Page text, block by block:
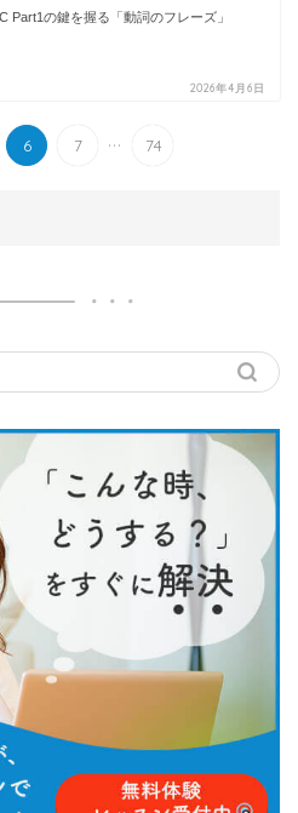
Part1の鍵を握る「動詞のフレーズ」
2026年4月6日
6 7 ... 74